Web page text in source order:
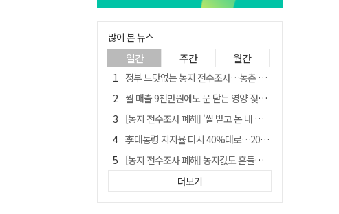
많이 본 뉴스
일간 주간 월간
정부 느닷없는 농지 전수조사…농촌 들쑤시는 '경자유전'의 칼날
월 매출 9천만원에도 문 닫는 영양 젖소농장… "일할 사람이 없어"
[농지 전수조사 폐해] '쌀 받고 논 내 준' 도지농 이제 어쩌나?
李대통령 지지율 다시 40%대로…20대는 18.8%p 급락
[농지 전수조사 폐해] 농지값도 흔들리나…"도지 막히면 헐값 매물 나올 수도"
유승민 "尹 졸업한 서울대 법대·충암고도 없애야"…李 육사 통합 직격
더보기